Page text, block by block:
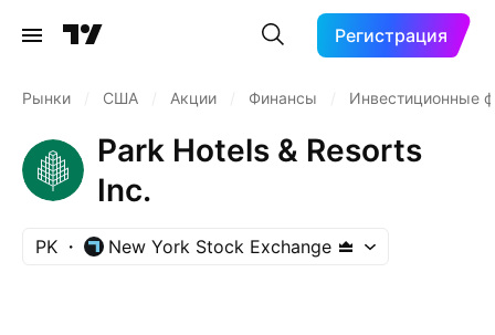
Регистрация
Рынки США Акции Финансы Инвестиционные
Park Hotels & Resorts
Inc.
PK New York Stock Exchange